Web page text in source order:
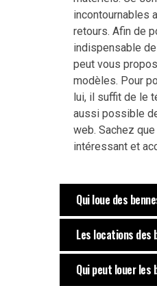
incontournables
retours. Afin de
indispensable
peut vous
modèles. Pour
lui, il suffit de le
aussi possible
web. Sachez
intéressant et
Qui loue des
Les locations des
Qui peut louer les